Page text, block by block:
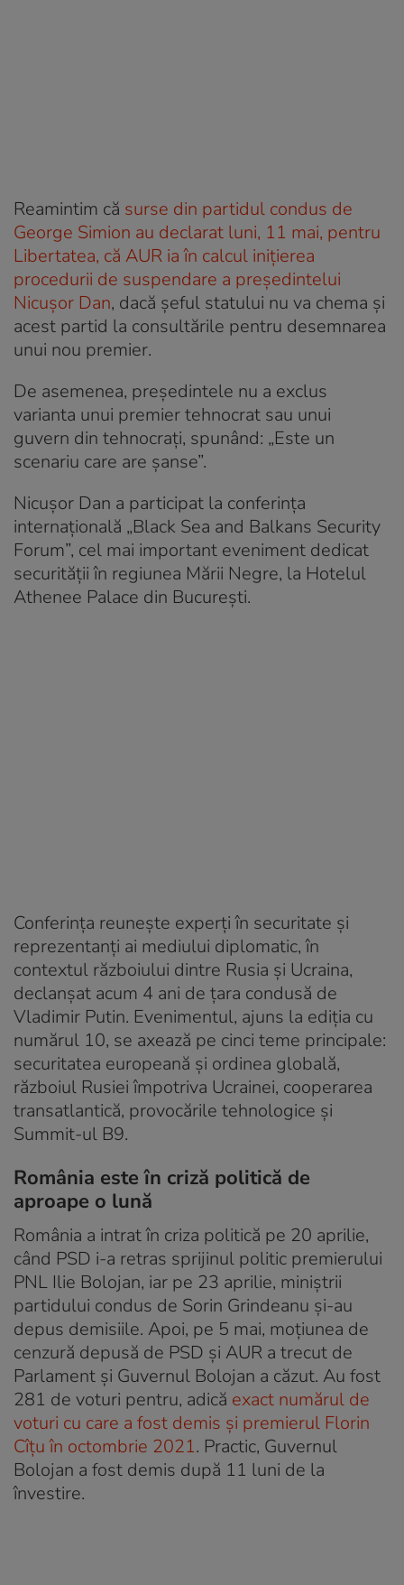
Reamintim că surse din partidul condus de
George Simion au declarat luni, 11 mai, pentru
Libertatea, că AUR ia în calcul inițierea
procedurii de suspendare a președintelui
Nicușor Dan, dacă șeful statului nu va chema și
acest partid la consultările pentru desemnarea
unui nou premier.
De asemenea, președintele nu a exclus
varianta unui premier tehnocrat sau unui
guvern din tehnocrați, spunând: „Este un
scenariu care are șanse”.
Nicușor Dan a participat la conferința
internațională „Black Sea and Balkans Security
Forum”, cel mai important eveniment dedicat
securității în regiunea Mării Negre, la Hotelul
Athenee Palace din București.
Conferința reunește experți în securitate și
reprezentanți ai mediului diplomatic, în
contextul războiului dintre Rusia și Ucraina,
declanșat acum 4 ani de țara condusă de
Vladimir Putin. Evenimentul, ajuns la ediția cu
numărul 10, se axează pe cinci teme principale:
securitatea europeană și ordinea globală,
războiul Rusiei împotriva Ucrainei, cooperarea
transatlantică, provocările tehnologice și
Summit-ul B9.
România este în criză politică de
aproape o lună
România a intrat în criza politică pe 20 aprilie,
când PSD i-a retras sprijinul politic premierului
PNL Ilie Bolojan, iar pe 23 aprilie, miniștrii
partidului condus de Sorin Grindeanu și-au
depus demisiile. Apoi, pe 5 mai, moțiunea de
cenzură depusă de PSD și AUR a trecut de
Parlament și Guvernul Bolojan a căzut. Au fost
281 de voturi pentru, adică exact numărul de
voturi cu care a fost demis și premierul Florin
Cîțu în octombrie 2021. Practic, Guvernul
Bolojan a fost demis după 11 luni de la
învestire.